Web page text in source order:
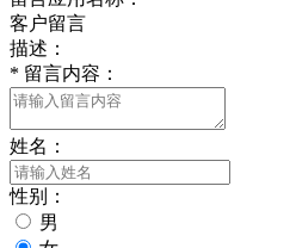
客户留言
描述：
* 留言内容：
姓名：
性别：
男